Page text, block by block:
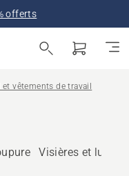
offerts
vêtements de travail
Visières et